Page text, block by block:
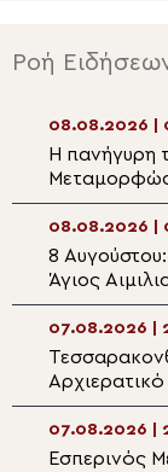
Ροή
08.08.2026 |
Η πανήγυρη
Σωτήρος
Οφρυνίου
08.08.2026 |
8
Άγιος
Ομολογητής
07.08.2026 |
τον π.
στον Άγιο
07.08.2026 |
Εσπερινός